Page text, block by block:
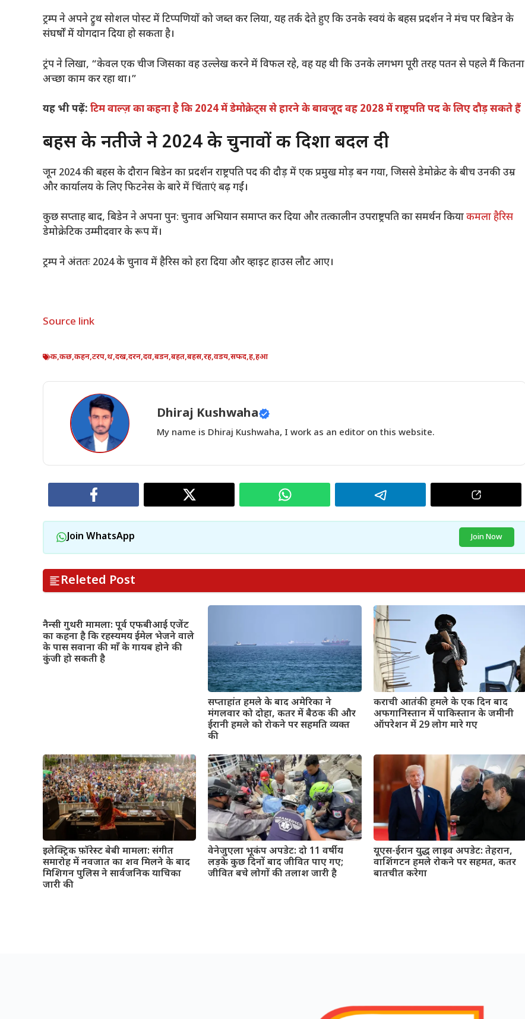
ट्रम्प ने अपने ट्रुथ सोशल पोस्ट में टिप्पणियों को जब्त कर लिया, यह तर्क देते हुए कि उनके स्वयं के बहस प्रदर्शन ने मंच पर बिडेन के
संघर्षों में योगदान दिया हो सकता है।
ट्रंप ने लिखा, “केवल एक चीज जिसका वह उल्लेख करने में विफल रहे, वह यह थी कि उनके लगभग पूरी तरह पतन से पहले मैं कितना
अच्छा काम कर रहा था।”
यह भी पढ़ें: टिम वाल्ज़ का कहना है कि 2024 में डेमोक्रेट्स से हारने के बावजूद वह 2028 में राष्ट्रपति पद के लिए दौड़ सकते हैं
बहस के नतीजे ने 2024 के चुनावों की दिशा बदल दी
जून 2024 की बहस के दौरान बिडेन का प्रदर्शन राष्ट्रपति पद की दौड़ में एक प्रमुख मोड़ बन गया, जिससे डेमोक्रेट के बीच उनकी उम्र
और कार्यालय के लिए फिटनेस के बारे में चिंताएं बढ़ गईं।
कुछ सप्ताह बाद, बिडेन ने अपना पुन: चुनाव अभियान समाप्त कर दिया और तत्कालीन उपराष्ट्रपति का समर्थन कियाकमला हैरिस
डेमोक्रेटिक उम्मीदवार के रूप में।
ट्रम्प ने अंततः 2024 के चुनाव में हैरिस को हरा दिया और व्हाइट हाउस लौट आए।
Source link
क,कछ,कहन,टरप,थ,दख,दरन,दव,बडन,बहत,बहस,रह,वडय,सफद,ह,हआ
Dhiraj Kushwaha
My name is Dhiraj Kushwaha, I work as an editor on this website.
Join WhatsApp Join Now
Releted Post
नैन्सी गुथरी मामला: पूर्व एफबीआई एजेंट
का कहना है कि रहस्यमय ईमेल भेजने वाले
के पास सवाना की माँ के गायब होने की
कुंजी हो सकती है
सप्ताहांत हमले के बाद अमेरिका ने
मंगलवार को दोहा, कतर में बैठक की और
ईरानी हमले को रोकने पर सहमति व्यक्त
की
कराची आतंकी हमले के एक दिन बाद
अफगानिस्तान में पाकिस्तान के जमीनी
ऑपरेशन में 29 लोग मारे गए
इलेक्ट्रिक फ़ॉरेस्ट बेबी मामला: संगीत
समारोह में नवजात का शव मिलने के बाद
मिशिगन पुलिस ने सार्वजनिक याचिका
जारी की
वेनेजुएला भूकंप अपडेट: दो 11 वर्षीय
लड़के कुछ दिनों बाद जीवित पाए गए;
जीवित बचे लोगों की तलाश जारी है
यूएस-ईरान युद्ध लाइव अपडेट: तेहरान,
वाशिंगटन हमले रोकने पर सहमत, कतर
बातचीत करेगा